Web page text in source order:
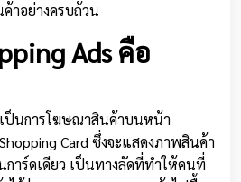
าอย่างครบถ้วน
Ads คือ
เป็นการโฆษณาสินค้าบนหน้า
Card ซึ่งจะแสดงภาพสินค้า
การ์ดเดียว เป็นทางลัดที่ทำให้คนที่